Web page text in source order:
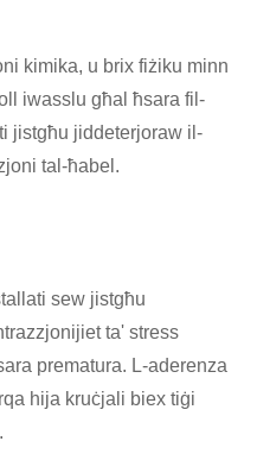
kimika, u brix fiżiku minn
iwasslu għal ħsara fil-
jistgħu jiddeterjoraw il-
tal-ħabel.
sew jistgħu
ta' stress
prematura. L-aderenza
hija kruċjali biex tiġi